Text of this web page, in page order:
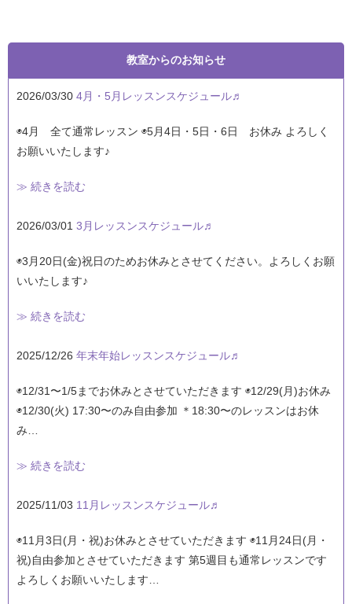
教室からのお知らせ
2026/03/30 4月・5月レッスンスケジュール♬
◉4月 全て通常レッスン ◉5月4日・5日・6日 お休み よろしく
お願いいたします♪
≫ 続きを読む
2026/03/01 3月レッスンスケジュール♬
◉3月20日(金)祝日のためお休みとさせてください。よろしくお願
いいたします♪
≫ 続きを読む
2025/12/26 年末年始レッスンスケジュール♬
◉12/31〜1/5までお休みとさせていただきます ◉12/29(月)お休み
◉12/30(火) 17:30〜のみ自由参加 ＊18:30〜のレッスンはお休
み…
≫ 続きを読む
2025/11/03 11月レッスンスケジュール♬
◉11月3日(月・祝)お休みとさせていただきます ◉11月24日(月・
祝)自由参加とさせていただきます 第5週目も通常レッスンです
よろしくお願いいたします…